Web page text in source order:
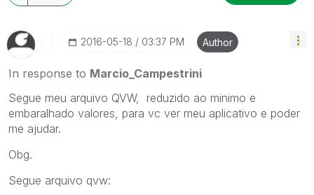
‎2016-05-18 03:37 PM Author
In response to Marcio_Campestrini
Segue meu arquivo QVW, reduzido ao minimo e
embaralhado valores, para vc ver meu aplicativo e poder
me ajudar.
Obg.
Segue arquivo qvw: